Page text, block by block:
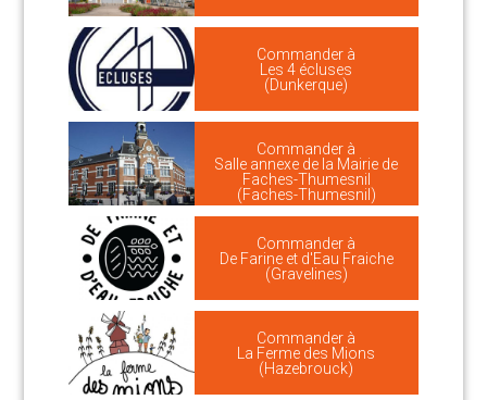
Commander à
Les 4 écluses
(Dunkerque)
Commander à
Salle annexe de la Mairie de
Faches-Thumesnil
(Faches-Thumesnil)
Commander à
De Farine et d'Eau Fraiche
(Gravelines)
Commander à
La Ferme des Mions
(Hazebrouck)